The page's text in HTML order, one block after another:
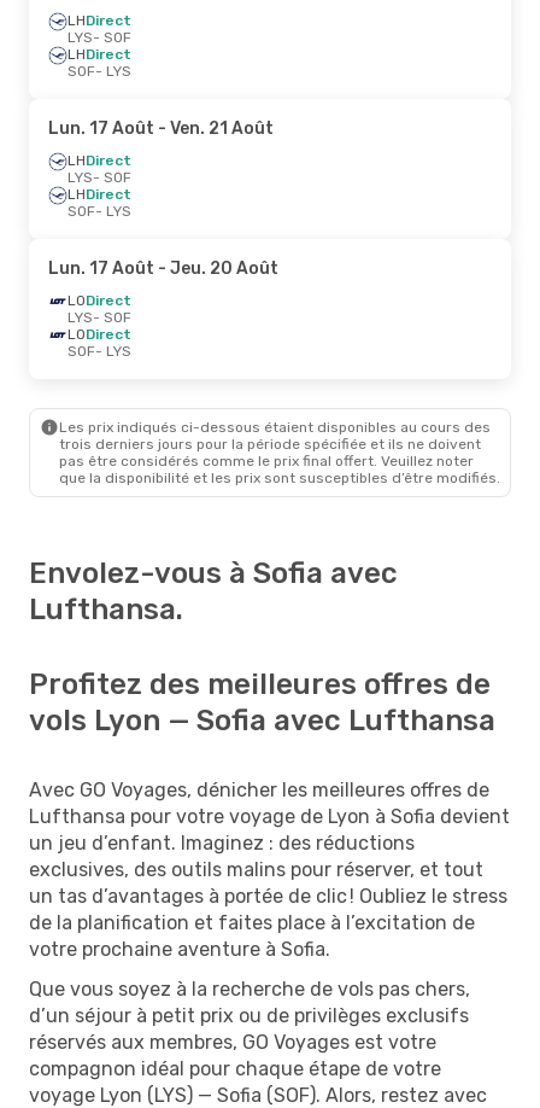
LHDirect
LYS- SOF
LHDirect
SOF- LYS
Lun. 17 Août - Ven. 21 Août
LHDirect
LYS- SOF
LHDirect
SOF- LYS
Lun. 17 Août - Jeu. 20 Août
LODirect
LYS- SOF
LODirect
SOF- LYS
Les prix indiqués ci-dessous étaient disponibles au cours des
trois derniers jours pour la période spécifiée et ils ne doivent
pas être considérés comme le prix final offert. Veuillez noter
que la disponibilité et les prix sont susceptibles d’être modifiés.
Envolez-vous à Sofia avec
Lufthansa.
Profitez des meilleures offres de
vols Lyon — Sofia avec Lufthansa
Avec GO Voyages, dénicher les meilleures offres de
Lufthansa pour votre voyage de Lyon à Sofia devient
un jeu d’enfant. Imaginez : des réductions
exclusives, des outils malins pour réserver, et tout
un tas d’avantages à portée de clic ! Oubliez le stress
de la planification et faites place à l’excitation de
votre prochaine aventure à Sofia.
Que vous soyez à la recherche de vols pas chers,
d’un séjour à petit prix ou de privilèges exclusifs
réservés aux membres, GO Voyages est votre
compagnon idéal pour chaque étape de votre
voyage Lyon (LYS) — Sofia (SOF). Alors, restez avec